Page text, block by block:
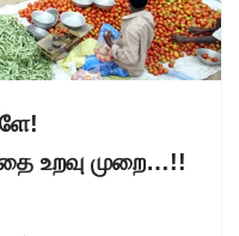
உறவு முறை…!!